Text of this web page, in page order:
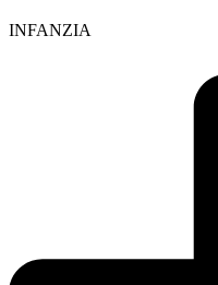
INFANZIA